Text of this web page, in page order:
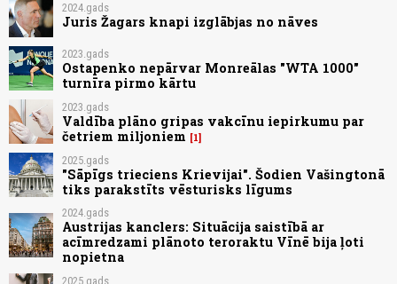
2024.gads
Juris Žagars knapi izglābjas no nāves
2023.gads
Ostapenko nepārvar Monreālas "WTA 1000"
turnīra pirmo kārtu
2023.gads
Valdība plāno gripas vakcīnu iepirkumu par
četriem miljoniem
1
2025.gads
"Sāpīgs trieciens Krievijai". Šodien Vašingtonā
tiks parakstīts vēsturisks līgums
2024.gads
Austrijas kanclers: Situācija saistībā ar
acīmredzami plānoto teroraktu Vīnē bija ļoti
nopietna
2025.gads